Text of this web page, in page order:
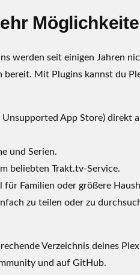
werden seit einigen Jahren
Mit Plugins kannst du
App Store) direkt
und Serien.
beliebten Trakt.tv-Service.
für Familien oder größere
zu teilen oder zu
Verzeichnis deines
und auf GitHub.